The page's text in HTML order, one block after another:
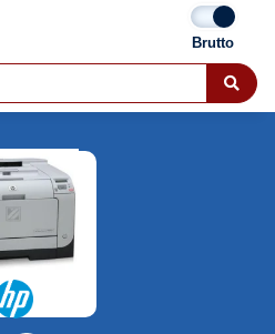
2020 Toner
HP Color
günstig bei
Druckermodell auf Sparsando.de